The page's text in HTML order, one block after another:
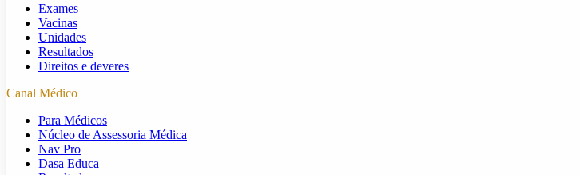
Exames
Vacinas
Unidades
Resultados
Direitos e deveres
Canal Médico
Para Médicos
Núcleo de Assessoria Médica
Nav Pro
Dasa Educa